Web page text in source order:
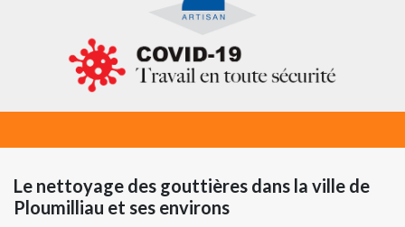
Le nettoyage des gouttières dans la ville de
Ploumilliau et ses environs